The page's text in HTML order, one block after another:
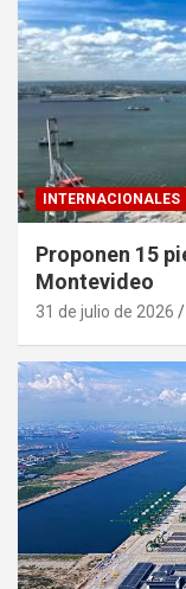
INTERNACIONALES
Proponen 15
Montevideo
31 de julio de 2026